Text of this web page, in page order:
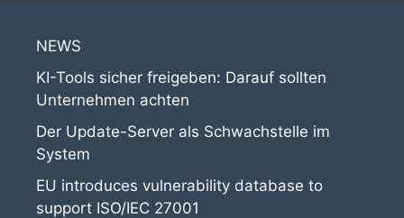
NEWS
KI-Tools sicher freigeben: Darauf sollten
Unternehmen achten
Der Update-Server als Schwachstelle im
System
EU introduces vulnerability database to
support ISO/IEC 27001